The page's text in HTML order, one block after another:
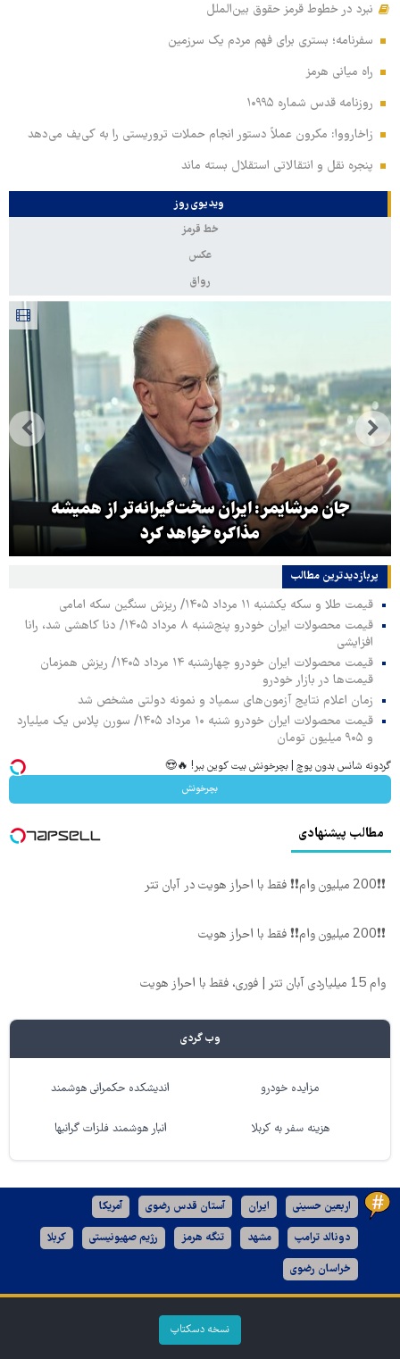
نبرد در خطوط قرمز حقوق بین‌الملل
سفرنامه؛ بستری برای فهم مردم یک سرزمین
راه میانی هرمز
روزنامه قدس شماره ۱۰۹۹۵
زاخارووا: مکرون عملاً دستور انجام حملات تروریستی را به کی‌یف می‌دهد
پنجره‌ نقل و انتقالاتی استقلال بسته ماند
ویدیوی روز
خط قرمز
عکس
رواق
جان مرشایمر: ایران سخت‌گیرانه‌تر از همیشه
مذاکره خواهد کرد
پربازدیدترین‌ مطالب
قیمت طلا و سکه یکشنبه ۱۱ مرداد ۱۴۰۵/ ریزش سنگین سکه امامی
قیمت محصولات ایران خودرو پنج‌شنبه ۸ مرداد ۱۴۰۵/ دنا کاهشی شد، رانا
افزایشی
قیمت محصولات ایران خودرو چهارشنبه ۱۴ مرداد ۱۴۰۵/ ریزش همزمان
قیمت‌ها در بازار خودرو
زمان اعلام نتایج آزمون‌های سمپاد و نمونه دولتی مشخص شد
قیمت محصولات ایران خودرو شنبه ۱۰ مرداد ۱۴۰۵/ سورن پلاس یک میلیارد
و ۹۰۵ میلیون تومان
گردونه شانس بدون پوچ | بچرخونش بیت کوین ببر! 🔥😍
بچرخونش
مطالب پیشنهادی
❗❗200 میلیون وام❗❗ فقط با احراز هویت در آبان تتر
❗❗200 میلیون وام❗❗ فقط با احراز هویت
وام 15 میلیاردی آبان تتر | فوری، فقط با احراز هویت
وب گردی
مزایده خودرو اندیشکده حکمرانی هوشمند
هزینه سفر به کربلا انبار هوشمند فلزات گرانبها
اربعین حسینی ایران آستان قدس رضوی آمریکا
دونالد ترامپ مشهد تنگه هرمز رژیم صهیونیستی کربلا
خراسان رضوی
نسخه دسکتاپ